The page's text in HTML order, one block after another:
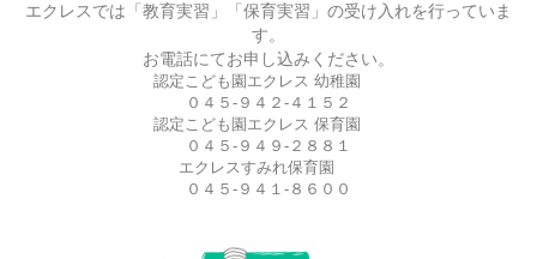
エクレスでは「教育実習」「保育実習」の受け入れを行っていま
す。
お電話にてお申し込みください。
認定こども園エクレス 幼稚園
０４５-９４２-４１５２
認定こども園エクレス 保育園
０４５-９４９-２８８１
エクレスすみれ保育園
０４５-９４１-８６００